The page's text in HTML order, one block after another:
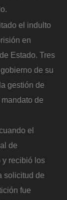
el indulto
en
Estado. Tres
de su
gestión de
de
el
de
y recibió los
solicitud de
fue